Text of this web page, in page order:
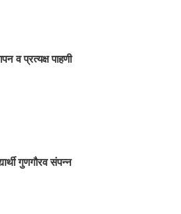
व प्रत्यक्ष पाहणी
गुणगौरव संपन्न